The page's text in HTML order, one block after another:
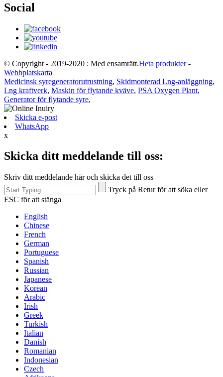
Social
© Copyright - 2019-2020 : Med ensamrätt.Heta produkter-
Webbplatskarta
Medicinsk syregeneratorutrustning, Skidmonterad Lng-anläggning,
Lng kraftverk, Maskin för flytande kväve, PSA Oxygen Plant,
Generator för flytande syre,
Skicka e-post
WhatsApp
x
Skicka ditt meddelande till oss:
Skriv ditt meddelande här och skicka det till oss
Tryck på Retur för att söka eller
ESC för att stänga
English
Chinese
French
German
Portuguese
Spanish
Russian
Japanese
Korean
Arabic
Irish
Greek
Turkish
Italian
Danish
Romanian
Indonesian
Czech